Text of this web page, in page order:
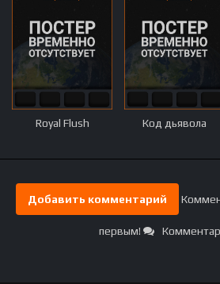
Royal Flush Код дьявола
Добавить комментарий
первым!